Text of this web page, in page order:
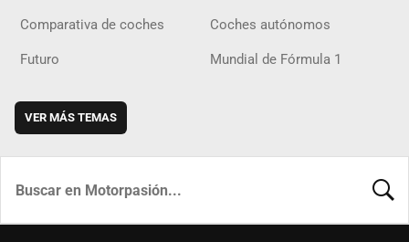
Comparativa de coches Coches autónomos
Futuro Mundial de Fórmula 1
VER MÁS TEMAS